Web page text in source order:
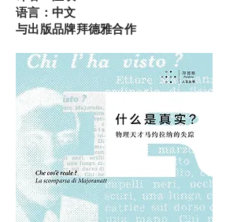
​语言：中文
与出版品牌拜德雅合作